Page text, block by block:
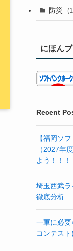
防災
にほん
Recent
【福岡ソ
（2027年
よう！！！
埼玉西武
徹底分析
一軍に必
コンテス